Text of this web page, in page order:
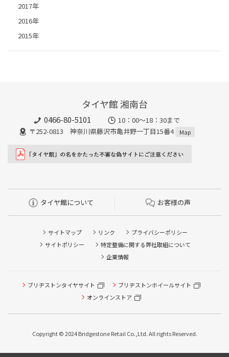
2017年
2016年
2015年
タイヤ館 湘南台
0466-80-5101
10：00～18：30まで
〒252-0813 神奈川県藤沢市亀井野一丁目15番4
Map
タイヤ館について お客様の声
サイトマップ リンク
プライバシーポリシー
サイトポリシー
特定整備に関する弊社取組について
企業情報
ブリヂストンタイヤサイト
ブリヂストンホイールサイト
オンラインストア
Copyright © 2024 Bridgestone Retail Co.,Ltd. All rights Reserved.
タイヤ点検・安全点検/タイヤ履き替え/オイル交換/その他
ピット作業の予約
本日のタイヤ履き替え順番待ち予約 ※クローク契約会員の